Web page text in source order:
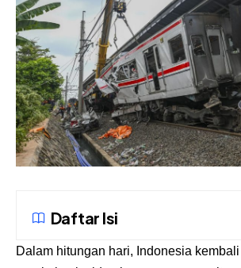
Daftar Isi
Dalam hitungan hari, Indonesia